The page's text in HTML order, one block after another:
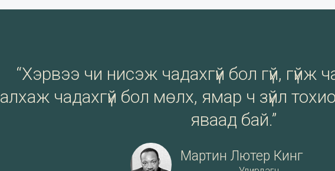
“Хэрвээ чи нисэж чадахгүй бол гүй, гүйж
алхаж чадахгүй бол мөлх, ямар ч зүйл
яваад бай.”
Мартин Лютер Кинг